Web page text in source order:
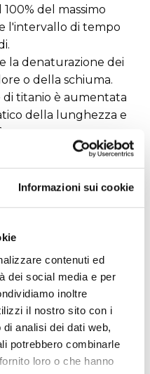
Informazioni sui cookie
contenuti ed
dei social media e per
inoltre
il nostro sito con i
analisi dei dati web,
potrebbero combinarle
loro o che hanno
del massimo
l'intervallo di tempo
la denaturazione dei
o della schiuma.
titanio è aumentata
della lunghezza e
è di 750 ml in
litri usando
tecniche
mm;